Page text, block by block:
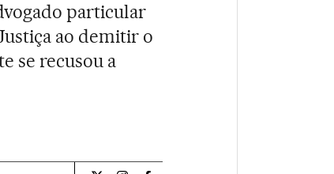
particular
ao demitir o
se recusou a